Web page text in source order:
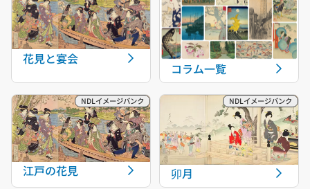
花見と宴会
コラム一覧
江戸の花見 卯月